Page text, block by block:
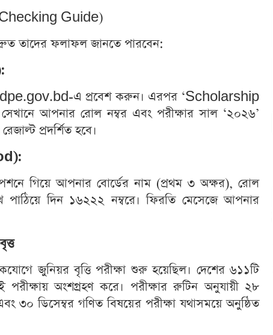
Checking Guide)
দ্রুত তাদের ফলাফল জানতে পারবেন:
dpe.gov.bd-এ প্রবেশ করুন। এরপর ‘Scholarship
আপনার রোল নম্বর এবং পরীক্ষার সাল ‘২০২৬’
প্রদর্শিত হবে।
গিয়ে আপনার বোর্ডের নাম (প্রথম ৩ অক্ষর), রোল
দিন ১৬২২২ নম্বরে। ফিরতি মেসেজে আপনার
জুনিয়র বৃত্তি পরীক্ষা শুরু হয়েছিল। দেশের ৬১১টি
পরীক্ষায় অংশগ্রহণ করে। পরীক্ষার রুটিন অনুযায়ী ২৮
৩০ ডিসেম্বর গণিত বিষয়ের পরীক্ষা যথাসময়ে অনুষ্ঠিত